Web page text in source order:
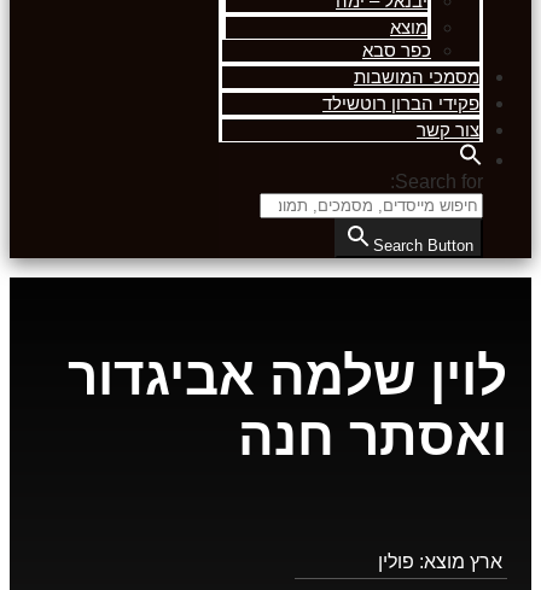
מוצא
כפר סבא
מסמכי המושבות
פקידי הברון רוטשילד
צור קשר
Search for:
Search Button
לוין שלמה אביגדור
ואסתר חנה
ארץ מוצא: פולין